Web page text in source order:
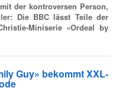
der kontroversen Person,
Die BBC lässt Teile der
Miniserie «Ordeal by
Guy» bekommt XXL-